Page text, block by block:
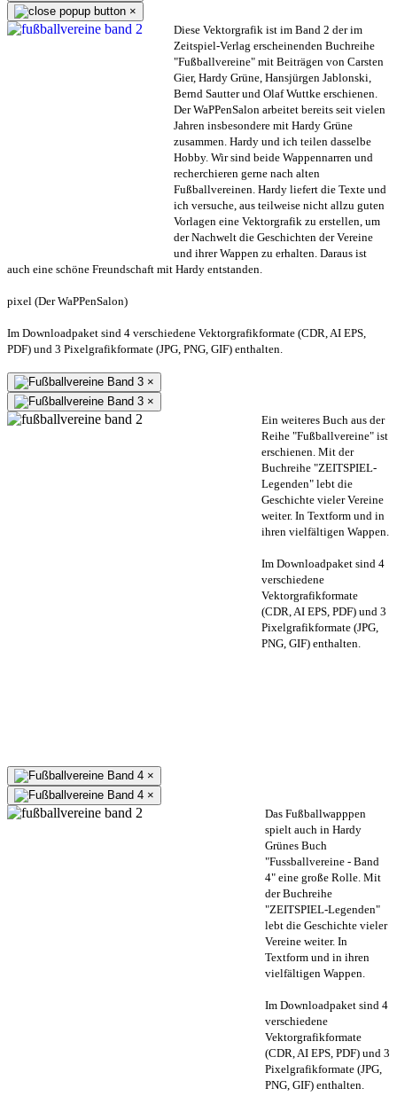
×
Diese Vektorgrafik ist im Band 2 der im
Zeitspiel-Verlag erscheinenden Buchreihe
"Fußballvereine" mit Beiträgen von Carsten
Gier, Hardy Grüne, Hansjürgen Jablonski,
Bernd Sautter und Olaf Wuttke erschienen.
Der WaPPenSalon arbeitet bereits seit vielen
Jahren insbesondere mit Hardy Grüne
zusammen. Hardy und ich teilen dasselbe
Hobby. Wir sind beide Wappennarren und
recherchieren gerne nach alten
Fußballvereinen. Hardy liefert die Texte und
ich versuche, aus teilweise nicht allzu guten
Vorlagen eine Vektorgrafik zu erstellen, um
der Nachwelt die Geschichten der Vereine
und ihrer Wappen zu erhalten. Daraus ist
auch eine schöne Freundschaft mit Hardy entstanden.
pixel (Der WaPPenSalon)
Im Downloadpaket sind 4 verschiedene Vektorgrafikformate (CDR, AI EPS,
PDF) und 3 Pixelgrafikformate (JPG, PNG, GIF) enthalten.
×
×
Ein weiteres Buch aus der
Reihe "Fußballvereine" ist
erschienen. Mit der
Buchreihe "ZEITSPIEL-
Legenden" lebt die
Geschichte vieler Vereine
weiter. In Textform und in
ihren vielfältigen Wappen.
Im Downloadpaket sind 4
verschiedene
Vektorgrafikformate
(CDR, AI EPS, PDF) und 3
Pixelgrafikformate (JPG,
PNG, GIF) enthalten.
×
×
Das Fußballwapppen
spielt auch in Hardy
Grünes Buch
"Fussballvereine - Band
4" eine große Rolle. Mit
der Buchreihe
"ZEITSPIEL-Legenden"
lebt die Geschichte vieler
Vereine weiter. In
Textform und in ihren
vielfältigen Wappen.
Im Downloadpaket sind 4
verschiedene
Vektorgrafikformate
(CDR, AI EPS, PDF) und 3
Pixelgrafikformate (JPG,
PNG, GIF) enthalten.